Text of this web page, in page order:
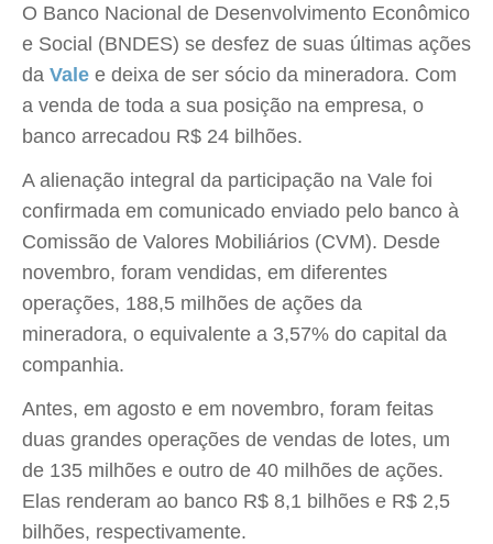
O Banco Nacional de Desenvolvimento Econômico
e Social (BNDES) se desfez de suas últimas ações
da Vale e deixa de ser sócio da mineradora. Com
a venda de toda a sua posição na empresa, o
banco arrecadou R$ 24 bilhões.
A alienação integral da participação na Vale foi
confirmada em comunicado enviado pelo banco à
Comissão de Valores Mobiliários (CVM). Desde
novembro, foram vendidas, em diferentes
operações, 188,5 milhões de ações da
mineradora, o equivalente a 3,57% do capital da
companhia.
Antes, em agosto e em novembro, foram feitas
duas grandes operações de vendas de lotes, um
de 135 milhões e outro de 40 milhões de ações.
Elas renderam ao banco R$ 8,1 bilhões e R$ 2,5
bilhões, respectivamente.